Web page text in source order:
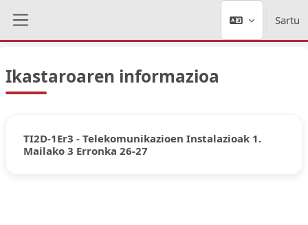
Sartu
Ikastaroaren informazioa
TI2D-1Er3 - Telekomunikazioen Instalazioak 1.
Mailako 3 Erronka 26-27